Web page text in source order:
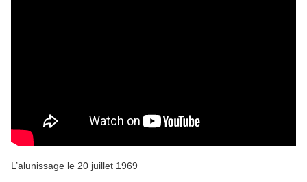
L’alunissage le 20 juillet 1969